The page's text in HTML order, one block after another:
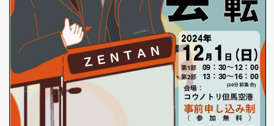
指定管理等
関連サービス事業
バス広告
ビジネスイン・全但